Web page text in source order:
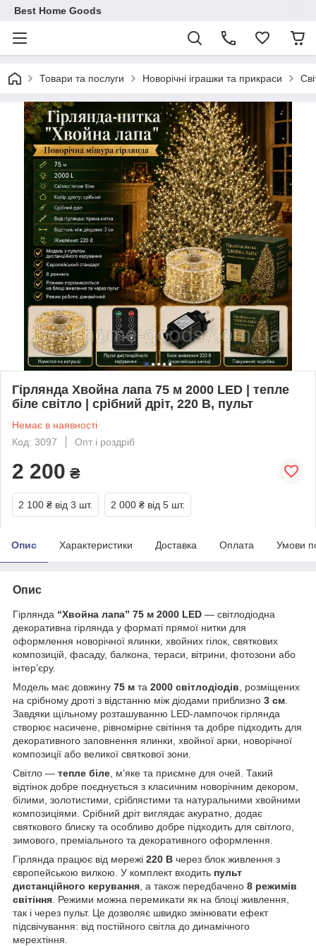
Best Home Goods
Товари та послуги Новорічні іграшки та прикраси
Гірлянда Хвойна лапа 75 м 2000 LED | тепле
біле світло | срібний дріт, 220 В, пульт
Немає в наявності
Код: 3097
Опт і роздріб
2 200 ₴
2 100 ₴ від 3 шт. 2 000 ₴ від 5 шт.
Опис Характеристики Доставка Оплата Умови
Опис
Гірлянда “Хвойна лапа” 75 м 2000 LED — світлодіодна
декоративна гірлянда у форматі прямої нитки для
оформлення новорічної ялинки, хвойних гілок, святкових
композицій, фасаду, балкона, тераси, вітрини, фотозони або
інтер’єру.
Модель має довжину 75 м та 2000 світлодіодів , розміщених
на срібному дроті з відстанню між діодами приблизно 3 см
Завдяки щільному розташуванню LED-лампочок гірлянда
створює насичене, рівномірне світіння та добре підходить для
декоративного заповнення ялинки, хвойної арки, новорічної
композиції або великої святкової зони.
Світло — тепле біле , м’яке та приємне для очей. Такий
відтінок добре поєднується з класичним новорічним декором,
білими, золотистими, сріблястими та натуральними хвойними
композиціями. Срібний дріт виглядає акуратно, додає
святкового блиску та особливо добре підходить для світлого,
зимового, преміального та декоративного оформлення.
Гірлянда працює від мережі 220 В через блок живлення з
європейською вилкою. У комплект входить пульт
дистанційного керування , а також передбачено 8 режимів
світіння . Режими можна перемикати як на блоці живлення,
так і через пульт. Це дозволяє швидко змінювати ефект
підсвічування: від постійного світла до динамічного
мерехтіння.